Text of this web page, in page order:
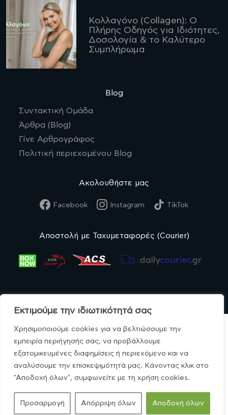
Εκτιμούμε την ιδιωτικότητά σας
Χρησιμοποιούμε cookies για να βελτιώσουμε την
εμπειρία περιήγησής σας, να προβάλλουμε
εξατομικευμένες διαφημίσεις ή περιεχόμενο και να
αναλύσουμε την επισκεψιμότητά μας. Κάνοντας κλικ στο
"Αποδοχή όλων", συμφωνείτε με τη χρήση cookies.
Προσαρμογή Απόρριψη όλων Αποδοχή όλων
Κολλαγόνο (Collagen): Ο
Πλήρης Οδηγός για Ιδιότητες,
Δοσολογία & το Καλύτερο
Συμπλήρωμα
Blog
Συντακτική Ομάδα
Άρθρα (Blog)
Γίνε Αρθρογράφος
Πολιτική περιεχομένου Blog
Ακολουθήστε μας
Facebook Instagram TikTok
Αποστολή με Ταχυμεταφορές (Courier)
© MonoBio.gr 2020-2026.